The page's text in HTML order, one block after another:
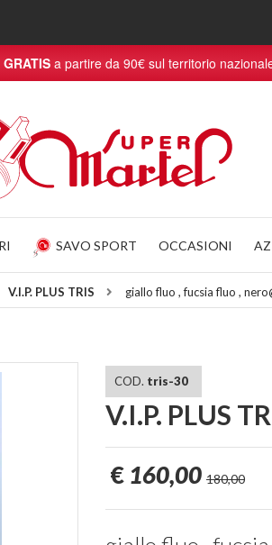
a partire da 90€ sul territorio
SAVO SPORT OCCASIONI
V.I.P. PLUS TRIS giallo fluo , fucsia fluo ,
COD. tris-30
V.I.P. PLUS
€ 160,00 180,00